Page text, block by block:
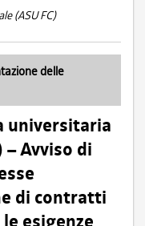
(ASU FC)
delle
universitaria
– Avviso di
di contratti